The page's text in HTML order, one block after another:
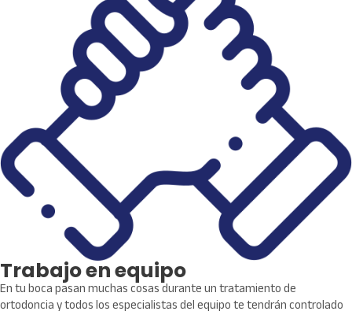
Trabajo en equipo
En tu boca pasan muchas cosas durante un tratamiento de
ortodoncia y todos los especialistas del equipo te tendrán controlado